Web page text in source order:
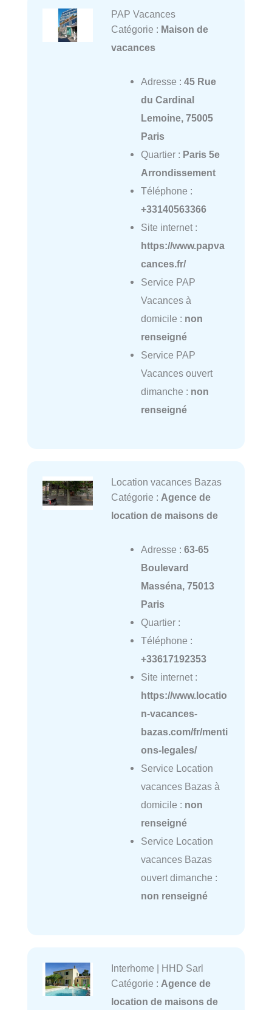
PAP Vacances
Catégorie : Maison de
vacances
Adresse : 45 Rue
du Cardinal
Lemoine, 75005
Paris
Quartier : Paris 5e
Arrondissement
Téléphone :
+33140563366
Site internet :
https://www.papva
cances.fr/
Service PAP
Vacances à
domicile : non
renseigné
Service PAP
Vacances ouvert
dimanche : non
renseigné
Location vacances Bazas
Catégorie : Agence de
location de maisons de
Adresse : 63-65
Boulevard
Masséna, 75013
Paris
Quartier :
Téléphone :
+33617192353
Site internet :
https://www.locatio
n-vacances-
bazas.com/fr/menti
ons-legales/
Service Location
vacances Bazas à
domicile : non
renseigné
Service Location
vacances Bazas
ouvert dimanche :
non renseigné
Interhome | HHD Sarl
Catégorie : Agence de
location de maisons de